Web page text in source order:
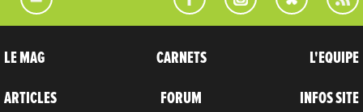
LE MAG
ARTICLES
CARNETS
FORUM
L'EQUIPE
INFOS SITE